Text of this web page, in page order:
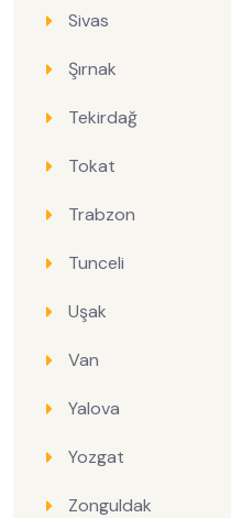
Sivas
Şırnak
Tekirdağ
Tokat
Trabzon
Tunceli
Uşak
Van
Yalova
Yozgat
Zonguldak